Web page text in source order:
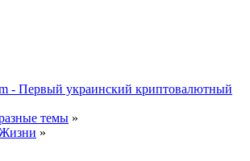
- Первый украинский криптовалютный
темы »
»